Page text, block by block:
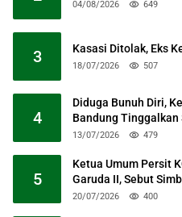
04/08/2026 649
3 Kasasi Ditolak, Eks
18/07/2026 507
4
Diduga Bunuh Diri,
Bandung
13/07/2026 479
5
Ketua Umum Persit
Garuda II, Sebut
20/07/2026 400